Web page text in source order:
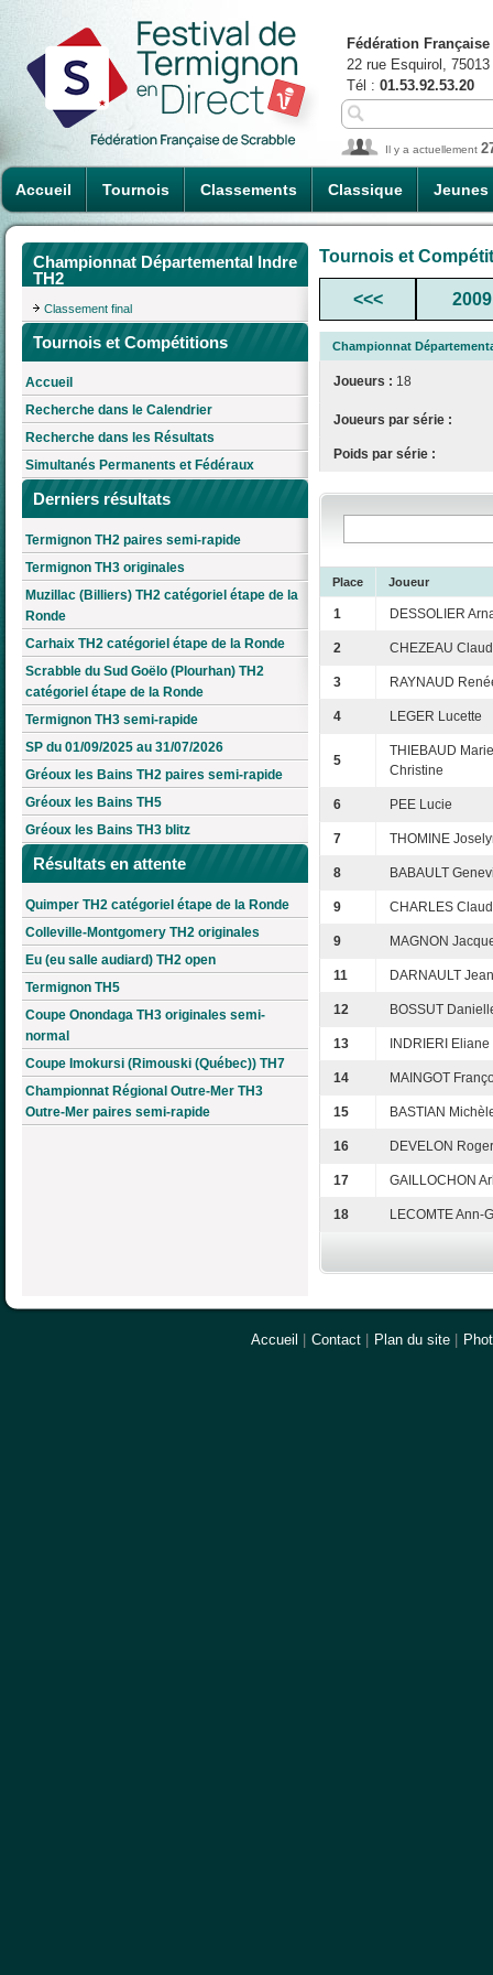
Accueil Tournois Classements Classique Jeunes
Fédération
22 rue Esquirol,
Tél : 01.53.92.53.20
Il y a actuellement
Championnat Départemental Indre
TH2
Classement final
Tournois et Compétitions
Accueil
Recherche dans le Calendrier
Recherche dans les Résultats
Simultanés Permanents et Fédéraux
Derniers résultats
Termignon TH2 paires semi-rapide
Termignon TH3 originales
Muzillac (Billiers) TH2 catégoriel étape de la
Ronde
Carhaix TH2 catégoriel étape de la Ronde
Scrabble du Sud Goëlo (Plourhan) TH2
catégoriel étape de la Ronde
Termignon TH3 semi-rapide
SP du 01/09/2025 au 31/07/2026
Gréoux les Bains TH2 paires semi-rapide
Gréoux les Bains TH5
Gréoux les Bains TH3 blitz
Résultats en attente
Quimper TH2 catégoriel étape de la Ronde
Colleville-Montgomery TH2 originales
Eu (eu salle audiard) TH2 open
Termignon TH5
Coupe Onondaga TH3 originales semi-
normal
Coupe Imokursi (Rimouski (Québec)) TH7
Championnat Régional Outre-Mer TH3
Outre-Mer paires semi-rapide
Tournois et
<<< 2009
Championnat
Joueurs : 18
Joueurs par série :
Poids par série :
Place Joueur
1 DESSOLIER
2 CHEZEAU
3 RAYNAUD
4 LEGER Lucette
5
THIEBAUD
Christine
6 PEE Lucie
7 THOMINE
8 BABAULT
9 CHARLES
9 MAGNON
11 DARNAULT
12 BOSSUT
13 INDRIERI Eliane
14 MAINGOT
15 BASTIAN
16 DEVELON Roger
17 GAILLOCHON
18 LECOMTE Ann-
Accueil Contact Plan du site